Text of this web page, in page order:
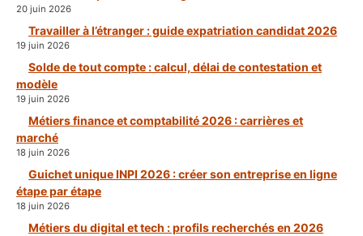
20 juin 2026
Travailler à l’étranger : guide expatriation candidat 2026
19 juin 2026
Solde de tout compte : calcul, délai de contestation et
modèle
19 juin 2026
Métiers finance et comptabilité 2026 : carrières et
marché
18 juin 2026
Guichet unique INPI 2026 : créer son entreprise en ligne
étape par étape
18 juin 2026
Métiers du digital et tech : profils recherchés en 2026